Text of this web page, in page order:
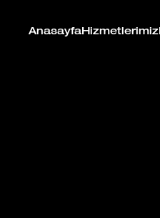
Anasayfa Hizmetlerimiz